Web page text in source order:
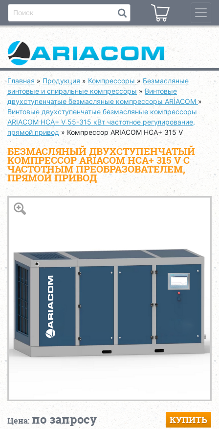
Главная » Продукция » Компрессоры » Безмасляные
винтовые и спиральные компрессоры » Винтовые
двухступенчатые безмасляные компрессоры ARIACOM »
Винтовые двухступенчатые безмасляные компрессоры
ARIACOM HCA+ V 55-315 кВт частотное регулирование,
прямой привод » Компрессор ARIACOM HCA+ 315 V
БЕЗМАСЛЯНЫЙ ДВУХСТУПЕНЧАТЫЙ
КОМПРЕССОР ARIACOM HCA+ 315 V С
ЧАСТОТНЫМ ПРЕОБРАЗОВАТЕЛЕМ,
ПРЯМОЙ ПРИВОД
Цена: по запросу КУПИТЬ